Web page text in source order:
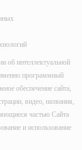
об интеллектуальной
программный
обеспечение сайта,
видео, названия,
частью Сайта
и использование